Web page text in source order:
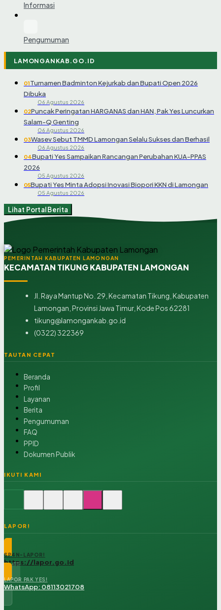
Informasi
Pengumuman
LAMONGANKAB.GO.ID
01Turnamen Badminton Kejurkab dan Bupati Open 2026
Dibuka
06 Agustus 2026
02Puncak Peringatan HARGANAS dan HAN, Pak Yes Luncurkan
Salam-Q Genting
06 Agustus 2026
03Wasev Sebut TMMD Lamongan Selalu Sukses dan Berhasil
06 Agustus 2026
04Bupati Yes Sampaikan Rancangan Perubahan KUA-PPAS
2026
05 Agustus 2026
05Bupati Yes Minta Adopsi Inovasi Biopori KKN di Lamongan
05 Agustus 2026
Lihat Portal Berita
PEMERINTAH KABUPATEN LAMONGAN
KECAMATAN TIKUNG KABUPATEN LAMONGAN
Jl. Raya Mantup No. 29, Kecamatan Tikung, Kabupaten
Lamongan, Provinsi Jawa Timur, Kode Pos 62281
tikung@lamongankab.go.id
(0322) 322369
TAUTAN CEPAT
Beranda
Profil
Layanan
Berita
Pengumuman
FAQ
PPID
Dokumen Publik
IKUTI KAMI
LAPOR!
SP4N-LAPOR!
https://lapor.go.id
LAPOR PAK YES!
WhatsApp: 08113021708